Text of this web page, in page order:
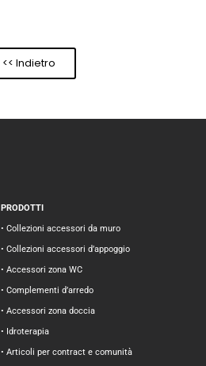
<< Indietro
PRODOTTI
• Collezioni accessori da muro
• Collezioni accessori d’appoggio
• Accessori zona WC
• Complementi d’arredo
• Accessori zona doccia
• Idroterapia
• Articoli per contract e comunità